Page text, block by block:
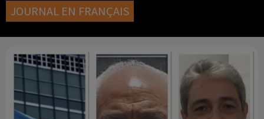
JOURNAL EN FRANÇAIS